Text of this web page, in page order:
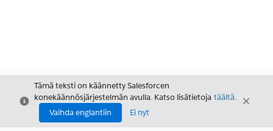
Sulje
Tämä teksti on käännetty Salesforcen
konekäännösjärjestelmän avulla. Katso lisätietoja täältä.
Vaihda englantiin
Ei nyt
Sulje